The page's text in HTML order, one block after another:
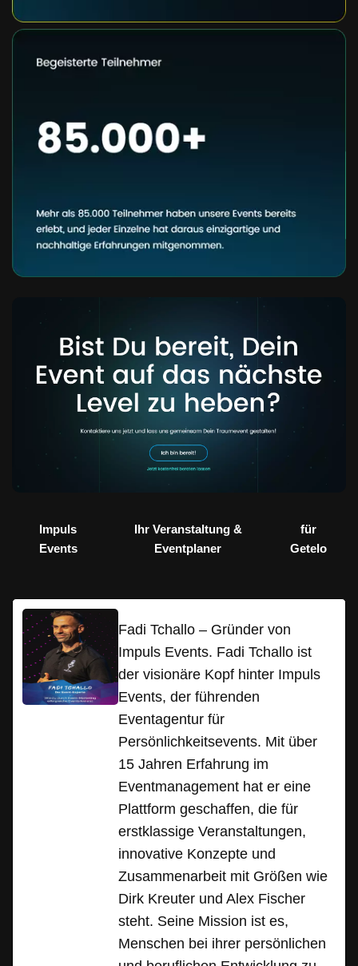
Impuls
Events
Ihr Veranstaltung &
Eventplaner
für
Getelo
Fadi Tchallo – Gründer von
Impuls Events. Fadi Tchallo ist
der visionäre Kopf hinter Impuls
Events, der führenden
Eventagentur für
Persönlichkeitsevents. Mit über
15 Jahren Erfahrung im
Eventmanagement hat er eine
Plattform geschaffen, die für
erstklassige Veranstaltungen,
innovative Konzepte und
Zusammenarbeit mit Größen wie
Dirk Kreuter und Alex Fischer
steht. Seine Mission ist es,
Menschen bei ihrer persönlichen